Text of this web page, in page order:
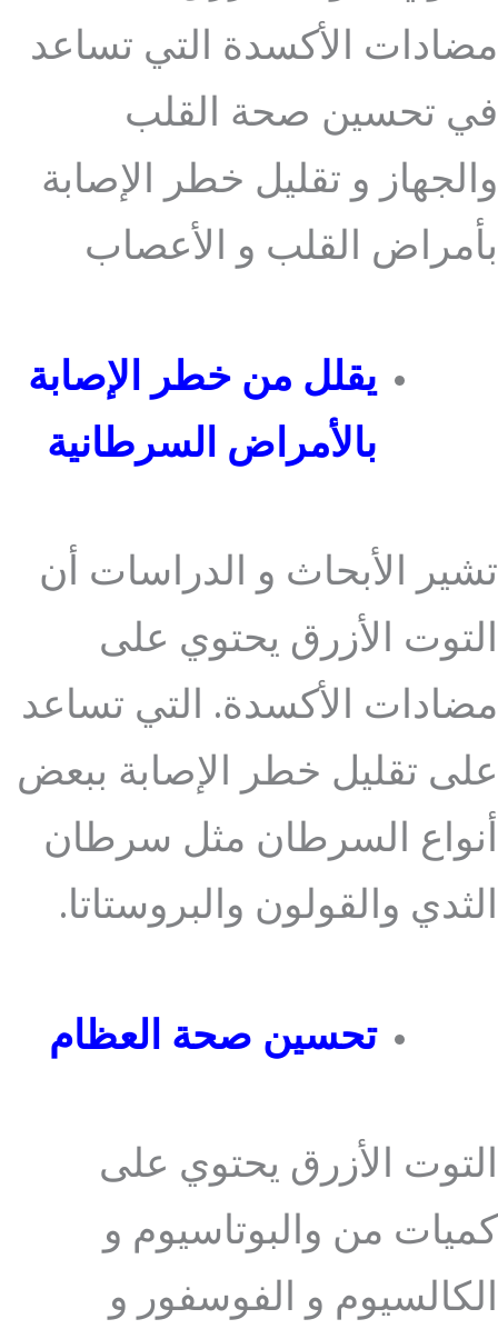
مضادات الأكسدة التي تساعد
في تحسين صحة القلب
والجهاز و تقليل خطر الإصابة
بأمراض القلب و الأعصاب
يقلل من خطر الإصابة
بالأمراض السرطانية
تشير الأبحاث و الدراسات أن
التوت الأزرق يحتوي على
مضادات الأكسدة. التي تساعد
على تقليل خطر الإصابة ببعض
أنواع السرطان مثل سرطان
الثدي والقولون والبروستاتا.
تحسين صحة العظام
التوت الأزرق يحتوي على
كميات من والبوتاسيوم و
الكالسيوم و الفوسفور و